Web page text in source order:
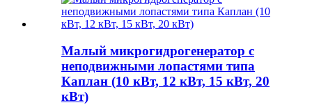
Малый микрогидрогенератор с
неподвижными лопастями типа
Каплан (10 кВт, 12 кВт, 15 кВт, 20
кВт)